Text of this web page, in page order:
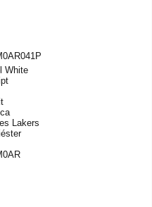
White
Lakers